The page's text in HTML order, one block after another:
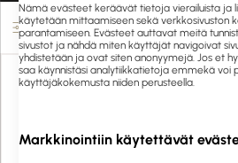
Suodata
Nämä evästeet keräävät tietoja vierailuista ja
käytetään mittaamiseen sekä verkkosivuston
parantamiseen. Evästeet auttavat meitä
sivustot ja nähdä miten käyttäjät navigoivat
yhdistetään ja ovat siten anonyymejä. Jos et
saa käynnistäsi analytiikkatietoja emmekä voi
käyttäjäkokemusta niiden perusteella.
Markkinointiin käytettävät